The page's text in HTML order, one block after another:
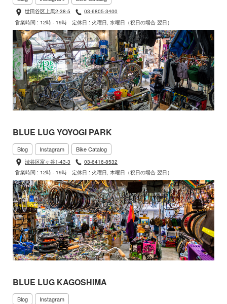
世田谷区上馬2-38-5
03-6805-3400
営業時間 : 12時 - 19時
定休日 : 火曜日, 水曜日（祝日の場合 翌日）
BLUE LUG YOYOGI PARK
Blog Instagram Bike Catalog
渋谷区富ヶ谷1-43-3
03-6416-8532
営業時間 : 12時 - 19時
定休日 : 火曜日, 木曜日（祝日の場合 翌日）
BLUE LUG KAGOSHIMA
Blog Instagram